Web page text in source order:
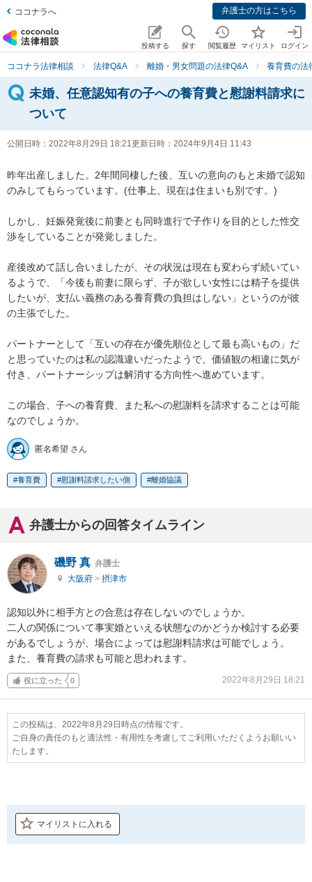
ココナラへ 弁護士の方はこちら
投稿する 探す 閲覧履歴 マイリスト ログイン
ココナラ法律相談 法律Q&A 離婚・男女問題の法律Q&A 養育費の法
未婚、任意認知有の子への養育費と慰謝料請求に
ついて
公開日時： 2022年8月29日 18:21更新日時： 2024年9月4日 11:43
昨年出産しました。2年間同棲した後、互いの意向のもと未婚で認知
のみしてもらっています。(仕事上、現在は住まいも別です。)
しかし、妊娠発覚後に前妻とも同時進行で子作りを目的とした性交
渉をしていることが発覚しました。
産後改めて話し合いましたが、その状況は現在も変わらず続いてい
るようで、「今後も前妻に限らず、子が欲しい女性には精子を提供
したいが、支払い義務のある養育費の負担はしない」というのが彼
の主張でした。
パートナーとして「互いの存在が優先順位として最も高いもの」だ
と思っていたのは私の認識違いだったようで、価値観の相違に気が
付き、パートナーシップは解消する方向性へ進めています。
この場合、子への養育費、また私への慰謝料を請求することは可能
なのでしょうか。
匿名希望 さん
養育費 慰謝料請求したい側 離婚協議
弁護士からの回答タイムライン
磯野 真 弁護士
大阪府 > 摂津市
認知以外に相手方との合意は存在しないのでしょうか。
二人の関係について事実婚といえる状態なのかどうか検討する必要
があるでしょうが、場合によっては慰謝料請求は可能でしょう。
また、養育費の請求も可能と思われます。
役に立った 0 2022年8月29日 18:21
この投稿は、2022年8月29日時点の情報です。
ご自身の責任のもと適法性・有用性を考慮してご利用いただくようお願いい
たします。
マイリストに入れる